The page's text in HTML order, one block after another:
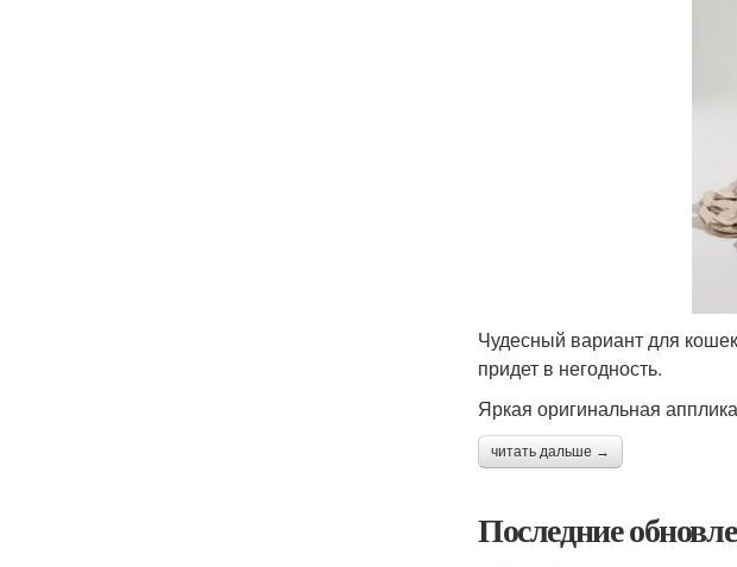
Чудесный вариант для
придет в негодность.
Яркая оригинальная
читать дальше →
Последние